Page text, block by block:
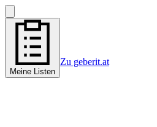
Meine Listen
Zu geberit.at